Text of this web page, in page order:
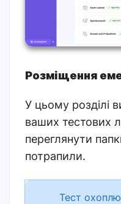
Розміщення
У цьому розділі
ваших тестових
переглянути
потрапили.
Тест